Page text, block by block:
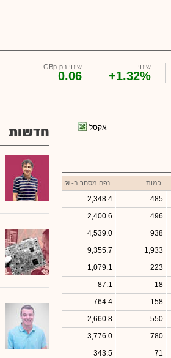
שינוי
+1.32%
שינוי בGBp-p
0.06
אקסל
כמות נפח מסחר ב- ₪
485
2,348.4
496
2,400.6
938
4,539.0
1,933
9,355.7
223
1,079.1
18
87.1
158
764.4
550
2,660.8
780
3,776.0
71
343.5
חדשות